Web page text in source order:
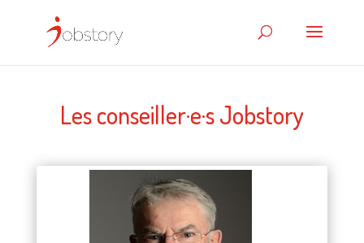
Les conseiller·e·s Jobstory